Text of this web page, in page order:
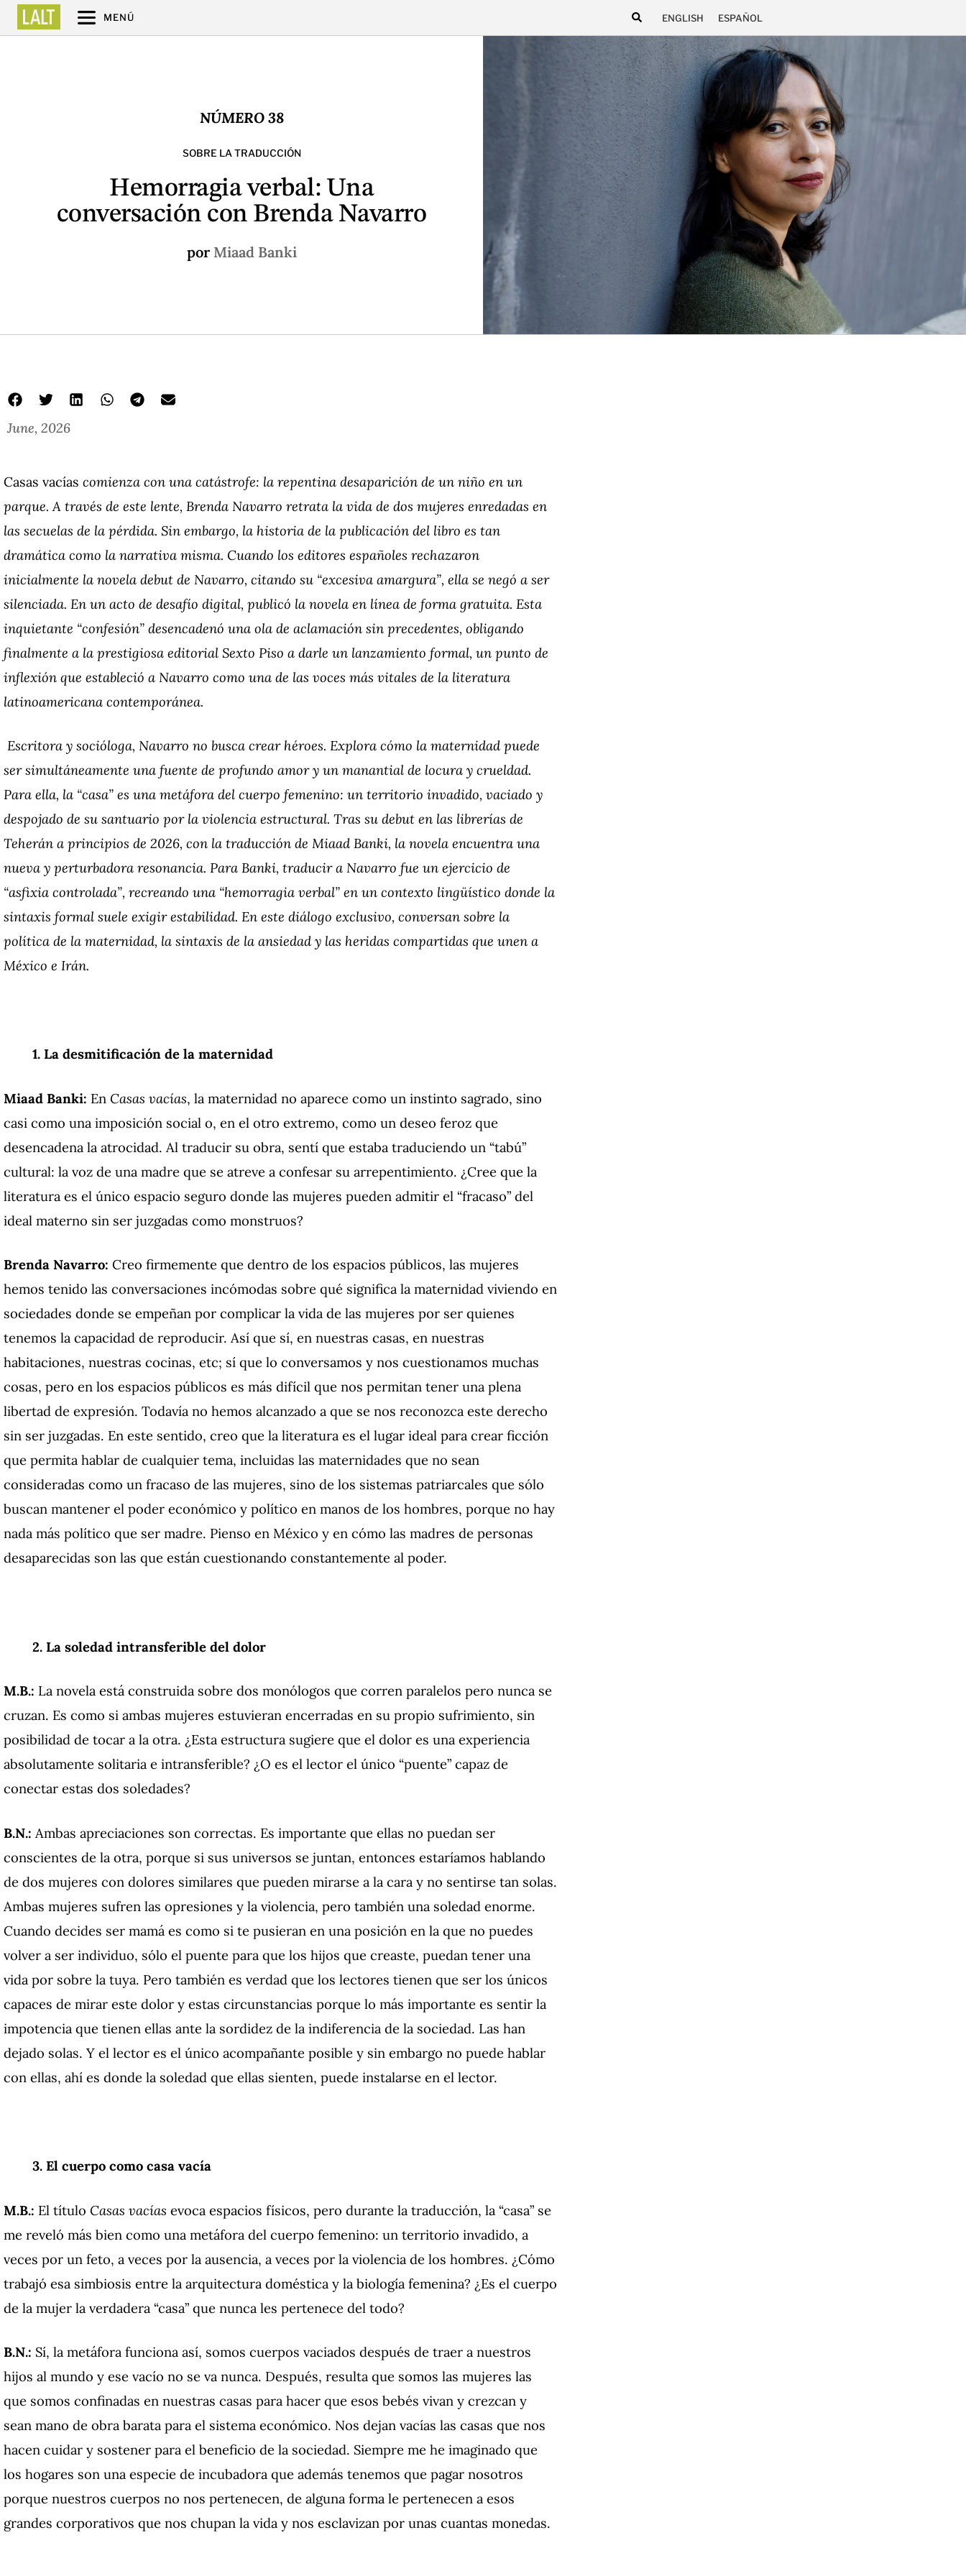
MENÚ ENGLISH ESPAÑOL
NÚMERO 38
SOBRE LA TRADUCCIÓN
Hemorragia verbal: Una
conversación con Brenda Navarro
por Miaad Banki
June, 2026
Casas vacías comienza con una catástrofe: la repentina desaparición de un niño en un
parque. A través de este lente, Brenda Navarro retrata la vida de dos mujeres enredadas en
las secuelas de la pérdida. Sin embargo, la historia de la publicación del libro es tan
dramática como la narrativa misma. Cuando los editores españoles rechazaron
inicialmente la novela debut de Navarro, citando su “excesiva amargura”, ella se negó a ser
silenciada. En un acto de desafío digital, publicó la novela en línea de forma gratuita. Esta
inquietante “confesión” desencadenó una ola de aclamación sin precedentes, obligando
finalmente a la prestigiosa editorial Sexto Piso a darle un lanzamiento formal, un punto de
inflexión que estableció a Navarro como una de las voces más vitales de la literatura
latinoamericana contemporánea.
Escritora y socióloga, Navarro no busca crear héroes. Explora cómo la maternidad puede
ser simultáneamente una fuente de profundo amor y un manantial de locura y crueldad.
Para ella, la “casa” es una metáfora del cuerpo femenino: un territorio invadido, vaciado y
despojado de su santuario por la violencia estructural. Tras su debut en las librerías de
Teherán a principios de 2026, con la traducción de Miaad Banki, la novela encuentra una
nueva y perturbadora resonancia. Para Banki, traducir a Navarro fue un ejercicio de
“asfixia controlada”, recreando una “hemorragia verbal” en un contexto lingüístico donde la
sintaxis formal suele exigir estabilidad. En este diálogo exclusivo, conversan sobre la
política de la maternidad, la sintaxis de la ansiedad y las heridas compartidas que unen a
México e Irán.
1. La desmitificación de la maternidad
Miaad Banki: En Casas vacías, la maternidad no aparece como un instinto sagrado, sino
casi como una imposición social o, en el otro extremo, como un deseo feroz que
desencadena la atrocidad. Al traducir su obra, sentí que estaba traduciendo un “tabú”
cultural: la voz de una madre que se atreve a confesar su arrepentimiento. ¿Cree que la
literatura es el único espacio seguro donde las mujeres pueden admitir el “fracaso” del
ideal materno sin ser juzgadas como monstruos?
Brenda Navarro: Creo firmemente que dentro de los espacios públicos, las mujeres
hemos tenido las conversaciones incómodas sobre qué significa la maternidad viviendo en
sociedades donde se empeñan por complicar la vida de las mujeres por ser quienes
tenemos la capacidad de reproducir. Así que sí, en nuestras casas, en nuestras
habitaciones, nuestras cocinas, etc; sí que lo conversamos y nos cuestionamos muchas
cosas, pero en los espacios públicos es más difícil que nos permitan tener una plena
libertad de expresión. Todavía no hemos alcanzado a que se nos reconozca este derecho
sin ser juzgadas. En este sentido, creo que la literatura es el lugar ideal para crear ficción
que permita hablar de cualquier tema, incluidas las maternidades que no sean
consideradas como un fracaso de las mujeres, sino de los sistemas patriarcales que sólo
buscan mantener el poder económico y político en manos de los hombres, porque no hay
nada más político que ser madre. Pienso en México y en cómo las madres de personas
desaparecidas son las que están cuestionando constantemente al poder.
2. La soledad intransferible del dolor
M.B.: La novela está construida sobre dos monólogos que corren paralelos pero nunca se
cruzan. Es como si ambas mujeres estuvieran encerradas en su propio sufrimiento, sin
posibilidad de tocar a la otra. ¿Esta estructura sugiere que el dolor es una experiencia
absolutamente solitaria e intransferible? ¿O es el lector el único “puente” capaz de
conectar estas dos soledades?
B.N.: Ambas apreciaciones son correctas. Es importante que ellas no puedan ser
conscientes de la otra, porque si sus universos se juntan, entonces estaríamos hablando
de dos mujeres con dolores similares que pueden mirarse a la cara y no sentirse tan solas.
Ambas mujeres sufren las opresiones y la violencia, pero también una soledad enorme.
Cuando decides ser mamá es como si te pusieran en una posición en la que no puedes
volver a ser individuo, sólo el puente para que los hijos que creaste, puedan tener una
vida por sobre la tuya. Pero también es verdad que los lectores tienen que ser los únicos
capaces de mirar este dolor y estas circunstancias porque lo más importante es sentir la
impotencia que tienen ellas ante la sordidez de la indiferencia de la sociedad. Las han
dejado solas. Y el lector es el único acompañante posible y sin embargo no puede hablar
con ellas, ahí es donde la soledad que ellas sienten, puede instalarse en el lector.
3. El cuerpo como casa vacía
M.B.: El título Casas vacías evoca espacios físicos, pero durante la traducción, la “casa” se
me reveló más bien como una metáfora del cuerpo femenino: un territorio invadido, a
veces por un feto, a veces por la ausencia, a veces por la violencia de los hombres. ¿Cómo
trabajó esa simbiosis entre la arquitectura doméstica y la biología femenina? ¿Es el cuerpo
de la mujer la verdadera “casa” que nunca les pertenece del todo?
B.N.: Sí, la metáfora funciona así, somos cuerpos vaciados después de traer a nuestros
hijos al mundo y ese vacío no se va nunca. Después, resulta que somos las mujeres las
que somos confinadas en nuestras casas para hacer que esos bebés vivan y crezcan y
sean mano de obra barata para el sistema económico. Nos dejan vacías las casas que nos
hacen cuidar y sostener para el beneficio de la sociedad. Siempre me he imaginado que
los hogares son una especie de incubadora que además tenemos que pagar nosotros
porque nuestros cuerpos no nos pertenecen, de alguna forma le pertenecen a esos
grandes corporativos que nos chupan la vida y nos esclavizan por unas cuantas monedas.